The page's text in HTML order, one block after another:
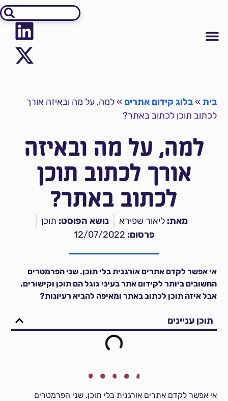
בית »בלוג קידום אתרים »למה, על מה ובאיזה אורך
לכתוב תוכן לכתוב באתר?
למה, על מה ובאיזה
אורך לכתוב תוכן
לכתוב באתר?
מאת: ליאור שפירא נושא הפוסט: תוכן
פרסום: 12/07/2022
אי אפשר לקדם אתרים אורגנית בלי תוכן. שני הפרמטרים
החשובים ביותר לקידום אתר בעיני גוגל הם תוכן וקישורים.
אבל איזה תוכן לכתוב באתר ומאיפה להביא רעיונות?
תוכן עניינים
אי אפשר לקדם אתרים אורגנית בלי תוכן. שני הפרמטרים